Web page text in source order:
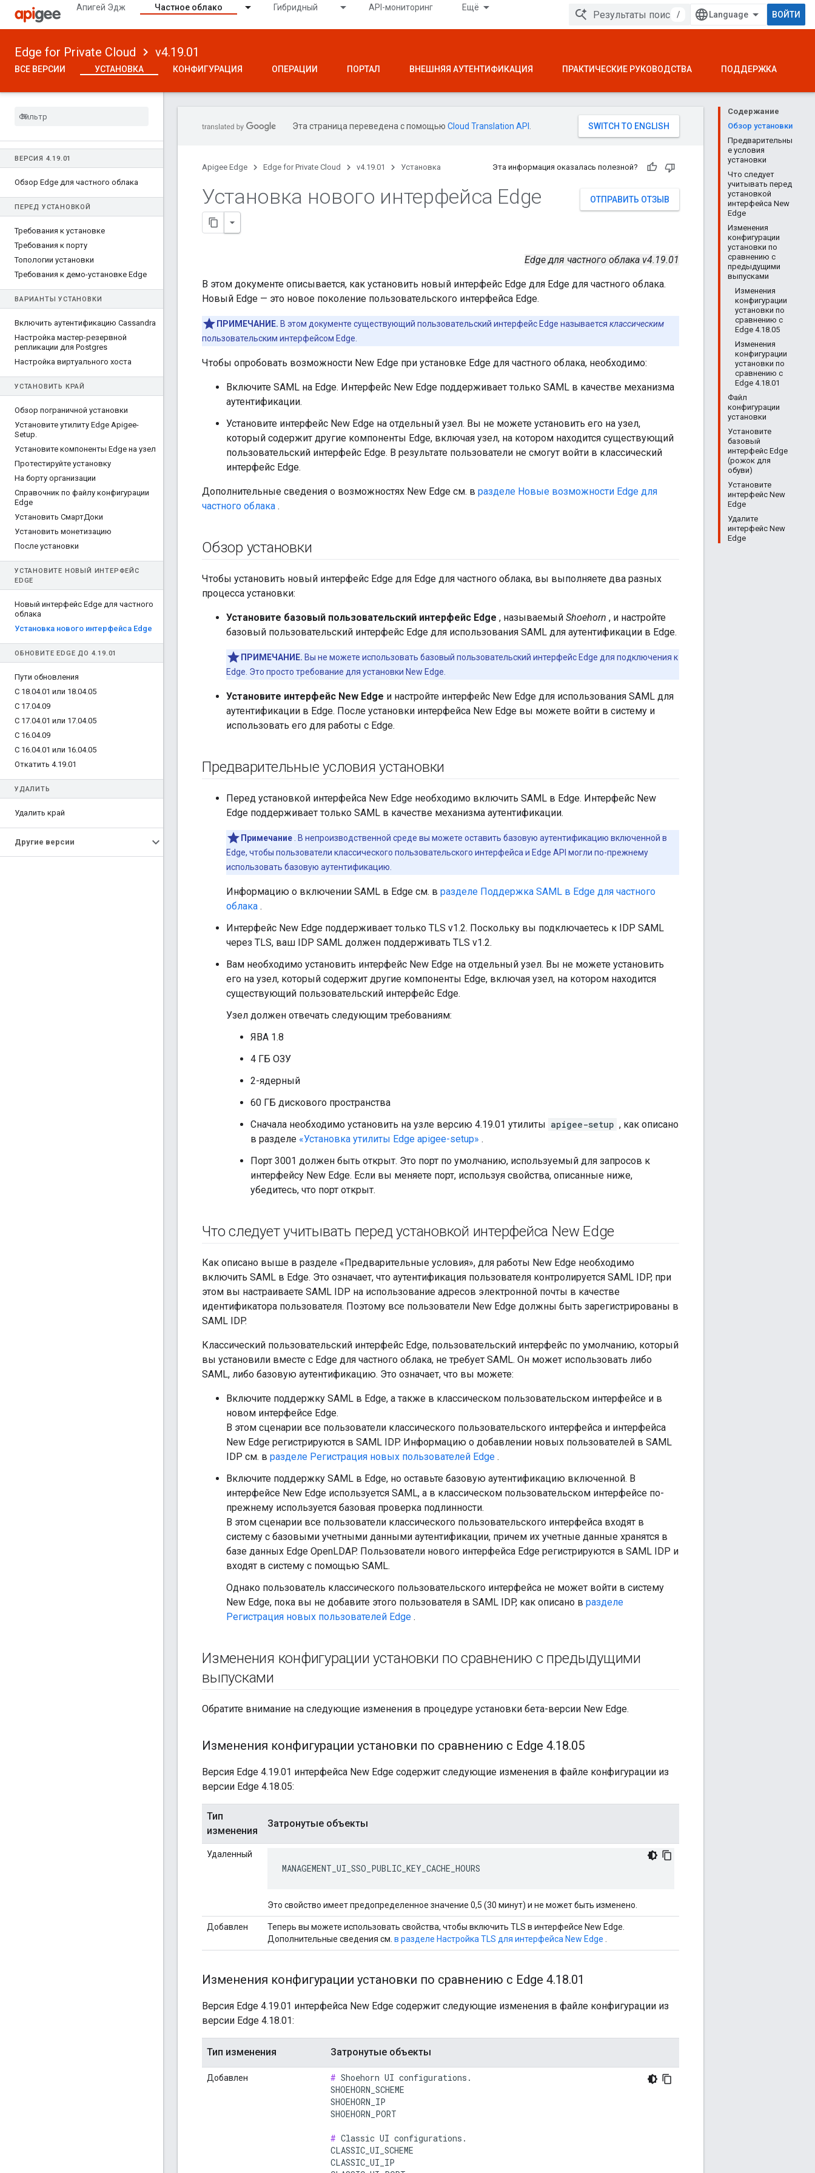
Апигей Эдж Частное облако Гибридный API-мониторинг Ещё
/ ВОЙТИ
Edge for Private Cloud v4.19.01
ВСЕ ВЕРСИИ УСТАНОВКА КОНФИГУРАЦИЯ ОПЕРАЦИИ ПОРТАЛ ВНЕШНЯЯ АУТЕНТИФИКАЦИЯ ПРАКТИЧЕСКИЕ РУКОВОДСТВА ПОДДЕРЖКА
ВЕРСИЯ 4.19.01
Обзор Edge для частного облака
ПЕРЕД УСТАНОВКОЙ
Требования к установке
Требования к порту
Топологии установки
Требования к демо-установке Edge
ВАРИАНТЫ УСТАНОВКИ
Включить аутентификацию Cassandra
Настройка мастер-резервной
репликации для Postgres
Настройка виртуального хоста
УСТАНОВИТЬ КРАЙ
Обзор пограничной установки
Установите утилиту Edge Apigee-
Setup.
Установите компоненты Edge на узел
Протестируйте установку
На борту организации
Справочник по файлу конфигурации
Edge
Установить СмартДоки
Установить монетизацию
После установки
УСТАНОВИТЕ НОВЫЙ ИНТЕРФЕЙС
EDGE
Новый интерфейс Edge для частного
облака
Установка нового интерфейса Edge
ОБНОВИТЕ EDGE ДО 4.19.01
Пути обновления
С 18.04.01 или 18.04.05
С 17.04.09
С 17.04.01 или 17.04.05
С 16.04.09
С 16.04.01 или 16.04.05
Откатить 4.19.01
УДАЛИТЬ
Удалить край
Другие версии
Содержание
Обзор установки
Предварительны
е условия
установки
Что следует
учитывать перед
установкой
интерфейса New
Edge
Изменения
конфигурации
установки по
сравнению с
предыдущими
выпусками
Изменения
конфигурации
установки по
сравнению с
Edge 4.18.05
Изменения
конфигурации
установки по
сравнению с
Edge 4.18.01
Файл
конфигурации
установки
Установите
базовый
интерфейс Edge
(рожок для
обуви)
Установите
интерфейс New
Edge
Удалите
интерфейс New
Edge
Эта страница переведена с помощью Cloud Translation API
Apigee Edge Edge for Private Cloud v4.19.01 Установка Эта информация оказалась полезной?
ОТПРАВИТЬ ОТЗЫВ
Установка нового интерфейса Edge
Edge для частного облака v4.19.01
В этом документе описывается, как установить новый интерфейс Edge для Edge для частного облака.
Новый Edge — это новое поколение пользовательского интерфейса Edge.
ПРИМЕЧАНИЕ. В этом документе существующий пользовательский интерфейс Edge называется классическим
пользовательским интерфейсом Edge.
Чтобы опробовать возможности New Edge при установке Edge для частного облака, необходимо:
Включите SAML на Edge. Интерфейс New Edge поддерживает только SAML в качестве механизма
аутентификации.
Установите интерфейс New Edge на отдельный узел. Вы не можете установить его на узел,
который содержит другие компоненты Edge, включая узел, на котором находится существующий
пользовательский интерфейс Edge. В результате пользователи не смогут войти в классический
интерфейс Edge.
Дополнительные сведения о возможностях New Edge см. в разделе Новые возможности Edge для
частного облака .
Обзор установки
Чтобы установить новый интерфейс Edge для Edge для частного облака, вы выполняете два разных
процесса установки:
Установите базовый пользовательский интерфейс Edge , называемый Shoehorn , и настройте
базовый пользовательский интерфейс Edge для использования SAML для аутентификации в Edge.
ПРИМЕЧАНИЕ. Вы не можете использовать базовый пользовательский интерфейс Edge для подключения к
Edge. Это просто требование для установки New Edge.
Установите интерфейс New Edge и настройте интерфейс New Edge для использования SAML для
аутентификации в Edge. После установки интерфейса New Edge вы можете войти в систему и
использовать его для работы с Edge.
Предварительные условия установки
Перед установкой интерфейса New Edge необходимо включить SAML в Edge. Интерфейс New
Edge поддерживает только SAML в качестве механизма аутентификации.
Примечание . В непроизводственной среде вы можете оставить базовую аутентификацию включенной в
Edge, чтобы пользователи классического пользовательского интерфейса и Edge API могли по-прежнему
использовать базовую аутентификацию.
Информацию о включении SAML в Edge см. в разделе Поддержка SAML в Edge для частного
облака .
Интерфейс New Edge поддерживает только TLS v1.2. Поскольку вы подключаетесь к IDP SAML
через TLS, ваш IDP SAML должен поддерживать TLS v1.2.
Вам необходимо установить интерфейс New Edge на отдельный узел. Вы не можете установить
его на узел, который содержит другие компоненты Edge, включая узел, на котором находится
существующий пользовательский интерфейс Edge.
Узел должен отвечать следующим требованиям:
ЯВА 1.8
4 ГБ ОЗУ
2-ядерный
60 ГБ дискового пространства
Сначала необходимо установить на узле версию 4.19.01 утилиты apigee-setup , как описано
в разделе «Установка утилиты Edge apigee-setup» .
Порт 3001 должен быть открыт. Это порт по умолчанию, используемый для запросов к
интерфейсу New Edge. Если вы меняете порт, используя свойства, описанные ниже,
убедитесь, что порт открыт.
Что следует учитывать перед установкой интерфейса New Edge
Как описано выше в разделе «Предварительные условия», для работы New Edge необходимо
включить SAML в Edge. Это означает, что аутентификация пользователя контролируется SAML IDP, при
этом вы настраиваете SAML IDP на использование адресов электронной почты в качестве
идентификатора пользователя. Поэтому все пользователи New Edge должны быть зарегистрированы в
SAML IDP.
Классический пользовательский интерфейс Edge, пользовательский интерфейс по умолчанию, который
вы установили вместе с Edge для частного облака, не требует SAML. Он может использовать либо
SAML, либо базовую аутентификацию. Это означает, что вы можете:
Включите поддержку SAML в Edge, а также в классическом пользовательском интерфейсе и в
новом интерфейсе Edge.
В этом сценарии все пользователи классического пользовательского интерфейса и интерфейса
New Edge регистрируются в SAML IDP. Информацию о добавлении новых пользователей в SAML
IDP см. в разделе Регистрация новых пользователей Edge .
Включите поддержку SAML в Edge, но оставьте базовую аутентификацию включенной. В
интерфейсе New Edge используется SAML, а в классическом пользовательском интерфейсе по-
прежнему используется базовая проверка подлинности.
В этом сценарии все пользователи классического пользовательского интерфейса входят в
систему с базовыми учетными данными аутентификации, причем их учетные данные хранятся в
базе данных Edge OpenLDAP. Пользователи нового интерфейса Edge регистрируются в SAML IDP и
входят в систему с помощью SAML.
Однако пользователь классического пользовательского интерфейса не может войти в систему
New Edge, пока вы не добавите этого пользователя в SAML IDP, как описано в разделе
Регистрация новых пользователей Edge .
Изменения конфигурации установки по сравнению с предыдущими
выпусками
Обратите внимание на следующие изменения в процедуре установки бета-версии New Edge.
Изменения конфигурации установки по сравнению с Edge 4.18.05
Версия Edge 4.19.01 интерфейса New Edge содержит следующие изменения в файле конфигурации из
версии Edge 4.18.05:
Тип
изменения
Затронутые объекты
Удаленный
MANAGEMENT_UI_SSO_PUBLIC_KEY_CACHE_HOURS
Это свойство имеет предопределенное значение 0,5 (30 минут) и не может быть изменено.
Добавлен
Теперь вы можете использовать свойства, чтобы включить TLS в интерфейсе New Edge.
Дополнительные сведения см. в разделе Настройка TLS для интерфейса New Edge
Изменения конфигурации установки по сравнению с Edge 4.18.01
Версия Edge 4.19.01 интерфейса New Edge содержит следующие изменения в файле конфигурации из
версии Edge 4.18.01:
Тип изменения Затронутые объекты
Добавлен # Shoehorn UI configurations.
SHOEHORN_SCHEME
SHOEHORN_IP
SHOEHORN_PORT
# Classic UI configurations.
CLASSIC_UI_SCHEME
CLASSIC_UI_IP